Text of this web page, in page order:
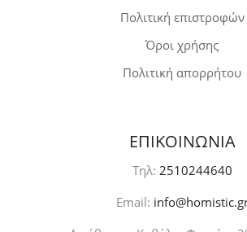
Πολιτική επιστροφών
Όροι χρήσης
Πολιτική απορρήτου
ΕΠΙΚΟΙΝΩΝΙΑ
Τηλ: 2510244640
Email: